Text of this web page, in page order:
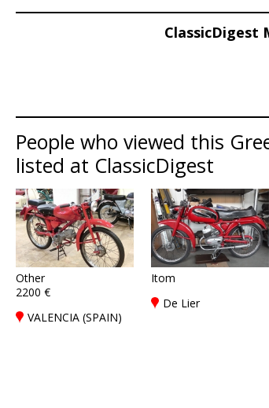
ClassicDigest
People who viewed this
listed at ClassicDigest
Other
2200 €
VALENCIA (SPAIN)
Itom
De Lier